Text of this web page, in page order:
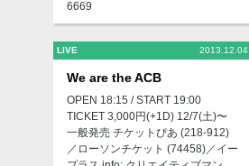
6669
LIVE 2013.12.04
We are the ACB
OPEN 18:15 / START 19:00
TICKET 3,000円(+1D) 12/7(土)〜
一般発売 チケットぴあ (218-912)
／ローソンチケット (74458)／イー